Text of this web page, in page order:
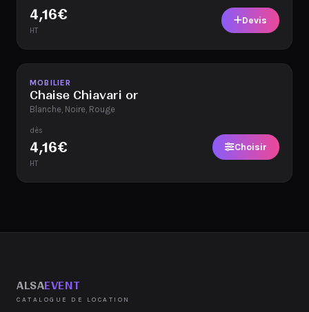
4,16€
HT
Devis
Disponible
MOBILIER
Chaise Chiavari or
Blanche, Noire, Rouge
dès
4,16€
HT
Choisir
ALSAEVENT
CATALOGUE DE LOCATION